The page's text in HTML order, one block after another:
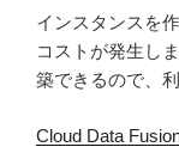
インスタンスを
コストが発生し
築できるので、
Cloud Data